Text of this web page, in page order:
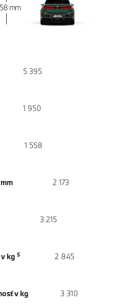
mm
5 395
1 950
1 558
2 173
3 215
kg 5 2 845
v kg 3 310